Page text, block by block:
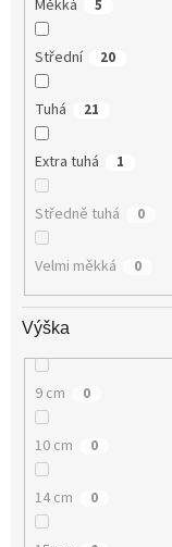
Měkká 5
Střední 20
Tuhá 21
Extra tuhá 1
Středně tuhá 0
Velmi měkká 0
Výška
9 cm 0
10 cm 0
14 cm 0